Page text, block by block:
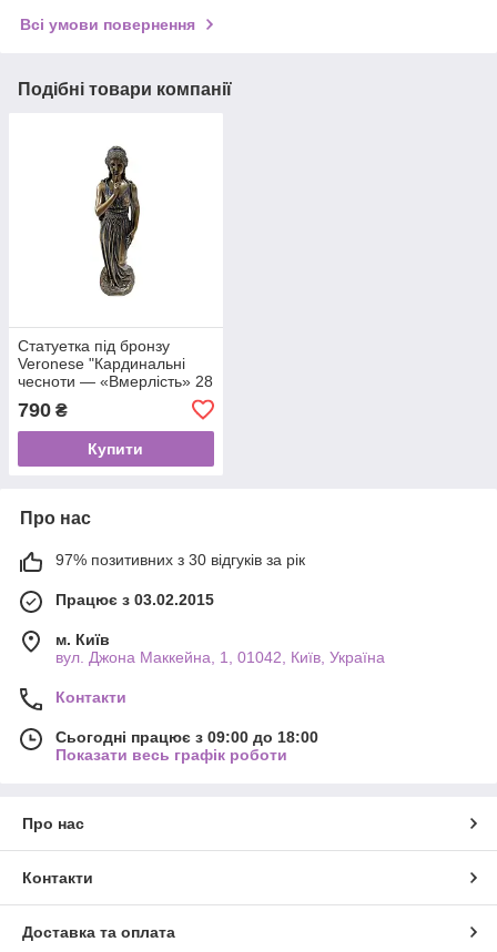
Всі умови повернення
Подібні товари компанії
Статуетка під бронзу
Veronese "Кардинальні
чесноти — «Вмерлість» 28
790 ₴
Купити
Про нас
97% позитивних з 30 відгуків за рік
Працює з 03.02.2015
м. Київ
вул. Джона Маккейна, 1, 01042, Київ, Україна
Контакти
Сьогодні працює з 09:00 до 18:00
Показати весь графік роботи
Про нас
Контакти
Доставка та оплата